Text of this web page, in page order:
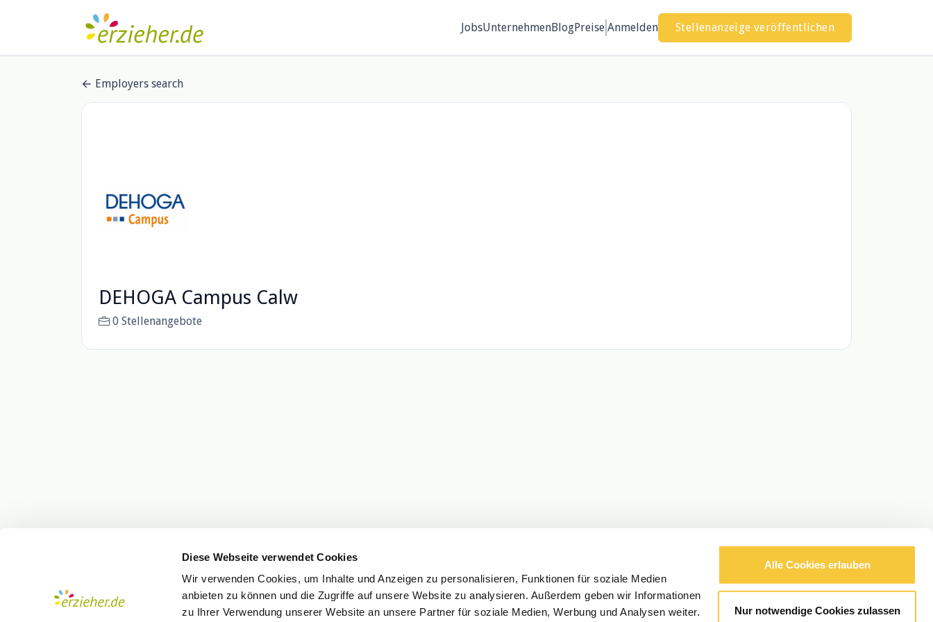
Diese Webseite verwendet Cookies
Wir verwenden Cookies, um Inhalte und Anzeigen zu personalisieren, Funktionen für soziale Medien
anbieten zu können und die Zugriffe auf unsere Website zu analysieren. Außerdem geben wir Informationen
zu Ihrer Verwendung unserer Website an unsere Partner für soziale Medien, Werbung und Analysen weiter.
Alle Cookies erlauben
Nur notwendige Cookies zulassen
JobsUnternehmenBlogPreise Anmelden Stellenanzeige veröffentlichen
Employers search
DEHOGA Campus Calw
0 Stellenangebote